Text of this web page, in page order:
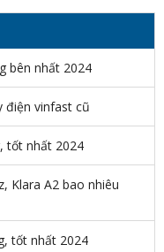
bên nhất 2024
điện vinfast cũ
tốt nhất 2024
Klara A2 bao nhiêu
tốt nhất 2024